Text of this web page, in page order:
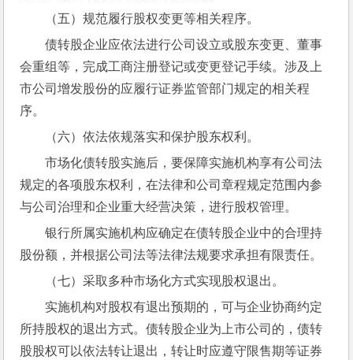
（五）规范履行股权变更等相关程序。
债转股企业应依法进行公司设立或股东变更、董事
会重组等，完成工商注册登记或变更登记手续。涉及上
市公司增发股份的应履行证券监管部门规定的相关程
序。
（六）依法依规落实和保护股东权利。
市场化债转股实施后，要保障实施机构享有公司法
规定的各项股东权利，在法律和公司章程规定范围内参
与公司治理和企业重大经营决策，进行股权管理。
银行所属实施机构应确定在债转股企业中的合理持
股份额，并根据公司法等法律法规要求承担有限责任。
（七）采取多种市场化方式实现股权退出。
实施机构对股权有退出预期的，可与企业协商约定
所持股权的退出方式。债转股企业为上市公司的，债转
股股权可以依法转让退出，转让时应遵守限售期等证券